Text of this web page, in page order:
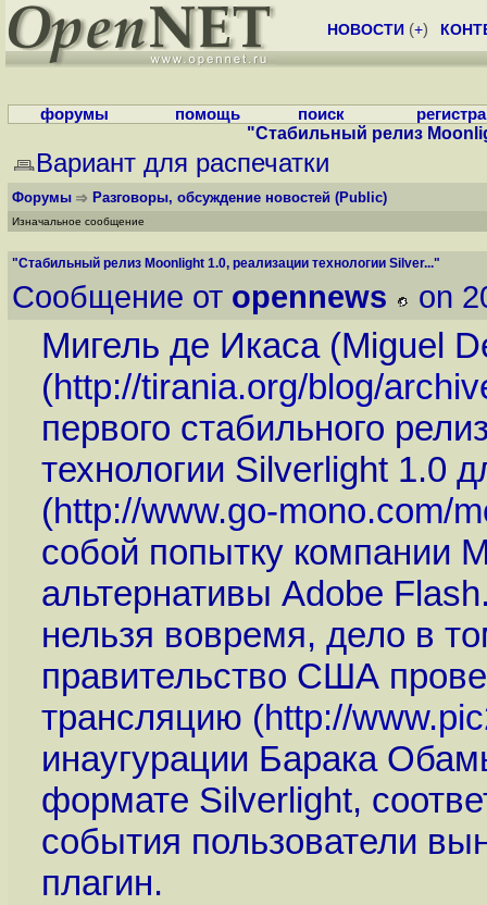
НОВОСТИ (+)
форумы помощь поиск
"Стабильный релиз
Вариант для распечатки
Форумы Разговоры, обсуждение новостей (Public)
Изначальное сообщение
"Стабильный релиз Moonlight 1.0, реализации технологии Silver..."
Сообщение от opennews on
Мигель де Икаса (Miguel
(http://tirania.org/blog/
первого стабильного
технологии Silverlight 1.0
(http://www.go-mono.com/
собой попытку компании
альтернативы Adobe
нельзя вовремя, дело в
правительство США
трансляцию (http://
инаугурации Барака
формате Silverlight,
события пользователи
плагин.